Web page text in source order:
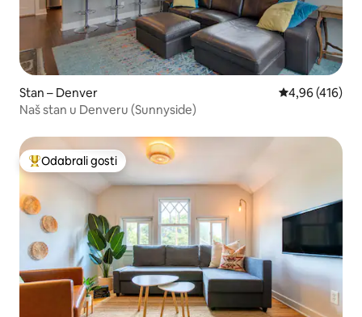
Stan – Denver Prosječna
4,96 (416)
Naš stan u Denveru (Sunnyside)
Među najviše rangiranima s oznakom „Odabrali gosti”
Odabrali gosti